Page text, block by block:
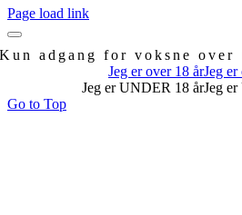
Page load link
Kun adgang for voksne over
Jeg er over 18 årJeg er
Jeg er UNDER 18 årJeg
Go to Top